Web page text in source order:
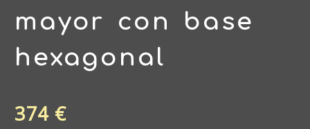
mayor con base
hexagonal
374 €